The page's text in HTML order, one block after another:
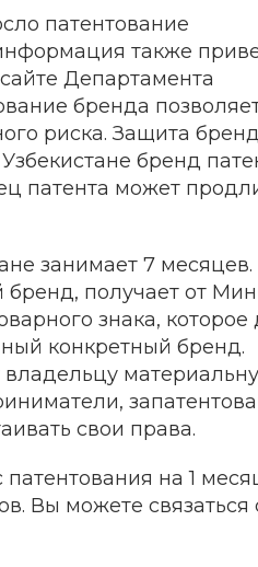
патентование
также
Департамента
бренда
риска. Защита
бренд
патента может
занимает 7 месяцев.
получает от
знака, которое
конкретный бренд.
свои права.
на 1
Вы можете связаться